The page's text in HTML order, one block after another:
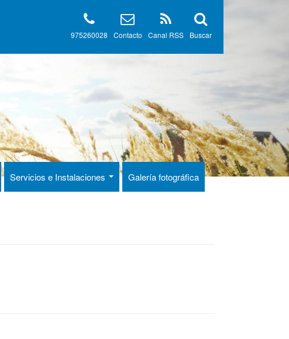
Buscar
Canal RSS
Contacto
975260028
Servicios e Instalaciones Galería fotográfica